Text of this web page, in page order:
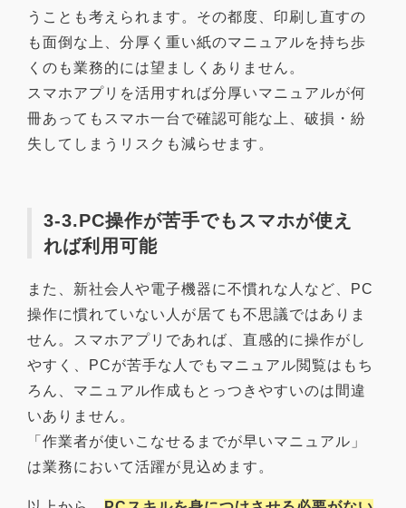
うことも考えられます。その都度、印刷し直すの
も面倒な上、分厚く重い紙のマニュアルを持ち歩
くのも業務的には望ましくありません。
スマホアプリを活用すれば分厚いマニュアルが何
冊あってもスマホ一台で確認可能な上、破損・紛
失してしまうリスクも減らせます。
3-3.PC操作が苦手でもスマホが使え
れば利用可能
また、新社会人や電子機器に不慣れな人など、PC
操作に慣れていない人が居ても不思議ではありま
せん。スマホアプリであれば、直感的に操作がし
やすく、PCが苦手な人でもマニュアル閲覧はもち
ろん、マニュアル作成もとっつきやすいのは間違
いありません。
「作業者が使いこなせるまでが早いマニュアル」
は業務において活躍が見込めます。